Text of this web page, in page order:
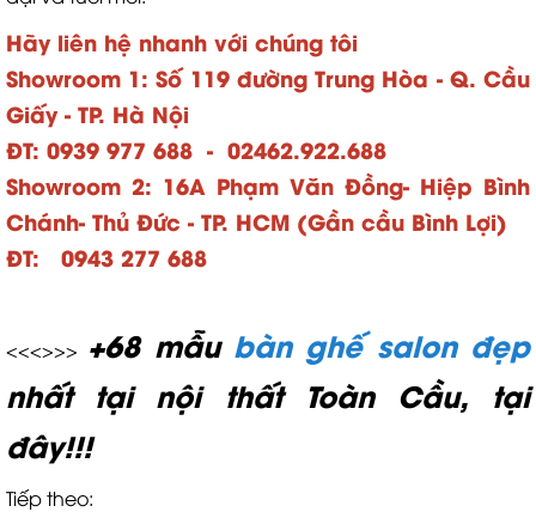
Hãy liên hệ nhanh với chúng tôi
Showroom 1: Số 119 đường Trung Hòa - Q. Cầu
Giấy - TP. Hà Nội
ĐT: 0939 977 688 - 02462.922.688
Showroom 2: 16A Phạm Văn Đồng- Hiệp Bình
Chánh- Thủ Đức - TP. HCM (Gần cầu Bình Lợi)
ĐT: 0943 277 688
<<<>>> +68 mẫu bàn ghế salon đẹp
nhất tại nội thất Toàn Cầu, tại
đây!!!
Tiếp theo: